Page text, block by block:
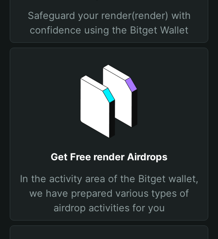
Safeguard your render(render) with
confidence using the Bitget Wallet
Get Free render Airdrops
In the activity area of the Bitget wallet,
we have prepared various types of
airdrop activities for you